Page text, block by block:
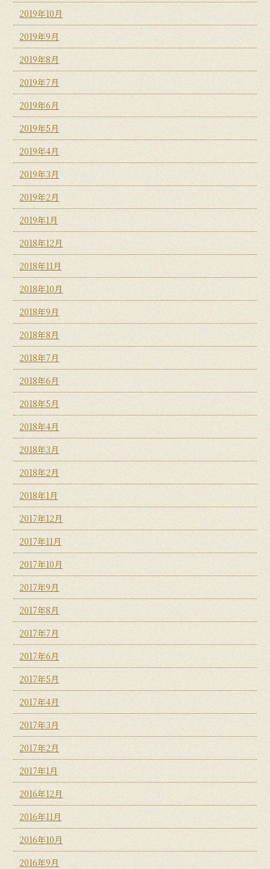
2019年10月
2019年9月
2019年8月
2019年7月
2019年6月
2019年5月
2019年4月
2019年3月
2019年2月
2019年1月
2018年12月
2018年11月
2018年10月
2018年9月
2018年8月
2018年7月
2018年6月
2018年5月
2018年4月
2018年3月
2018年2月
2018年1月
2017年12月
2017年11月
2017年10月
2017年9月
2017年8月
2017年7月
2017年6月
2017年5月
2017年4月
2017年3月
2017年2月
2017年1月
2016年12月
2016年11月
2016年10月
2016年9月